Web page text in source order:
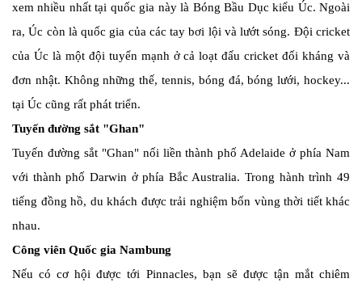
xem nhiều nhất tại quốc gia này là Bóng Bầu Dục kiểu Úc. Ngoài
ra, Úc còn là quốc gia của các tay bơi lội và lướt sóng. Đội cricket
của Úc là một đội tuyển mạnh ở cả loạt đấu cricket đối kháng và
đơn nhật. Không những thế, tennis, bóng đá, bóng lưới, hockey...
tại Úc cũng rất phát triển.
Tuyến đường sắt "Ghan"
Tuyến đường sắt "Ghan" nối liền thành phố Adelaide ở phía Nam
với thành phố Darwin ở phía Bắc Australia. Trong hành trình 49
tiếng đồng hồ, du khách được trải nghiệm bốn vùng thời tiết khác
nhau.
Công viên Quốc gia Nambung
Nếu có cơ hội được tới Pinnacles, bạn sẽ được tận mắt chiêm